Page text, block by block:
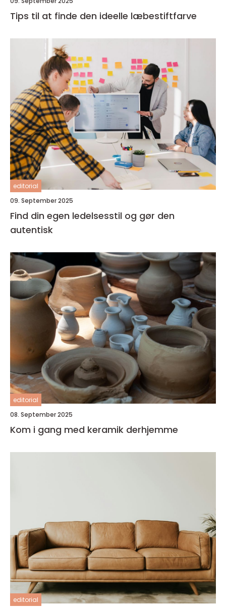
Tips til at finde den ideelle læbestiftfarve
editorial
09. September 2025
Find din egen ledelsesstil og gør den
autentisk
editorial
08. September 2025
Kom i gang med keramik derhjemme
editorial